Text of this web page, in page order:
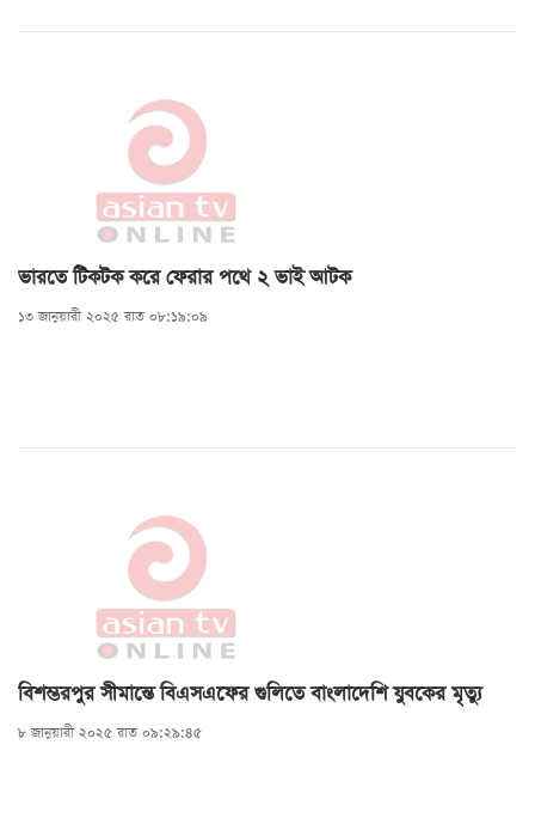
ভারতে টিকটক করে ফেরার পথে ২ ভাই আটক
১৩ জানুয়ারী ২০২৫ রাত ০৮:১৯:০৯
বিশম্ভরপুর সীমান্তে বিএসএফের গুলিতে বাংলাদেশি যুবকের মৃত্যু
৮ জানুয়ারী ২০২৫ রাত ০৯:২৯:৪৫